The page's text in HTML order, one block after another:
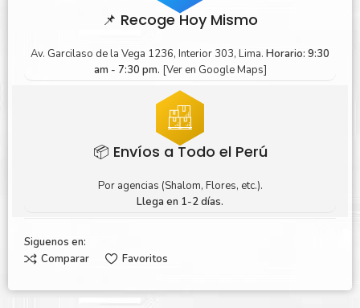
📌 Recoge Hoy Mismo
Av. Garcilaso de la Vega 1236, Interior 303, Lima. Horario: 9:30
am - 7:30 pm. [Ver en Google Maps]
📦 Envíos a Todo el Perú
Por agencias (Shalom, Flores, etc.).
Llega en 1-2 días.
Siguenos en:
Comparar
Favoritos